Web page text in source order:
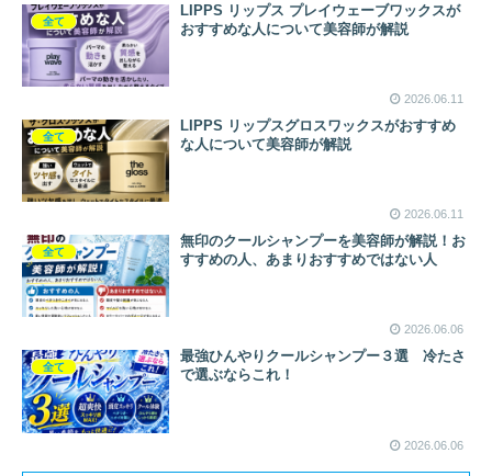
全て
LIPPS リップス プレイウェーブワックスが
おすすめな人について美容師が解説
2026.06.11
全て
LIPPS リップスグロスワックスがおすすめ
な人について美容師が解説
2026.06.11
全て
無印のクールシャンプーを美容師が解説！お
すすめの人、あまりおすすめではない人
2026.06.06
全て
最強ひんやりクールシャンプー３選 冷たさ
で選ぶならこれ！
2026.06.06